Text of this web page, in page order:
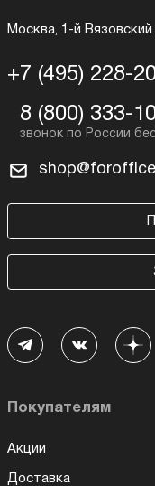
Москва, 1-й Вязовский
+7 (495) 228-
8 (800) 333-
Покупателям
Акции
Доставка